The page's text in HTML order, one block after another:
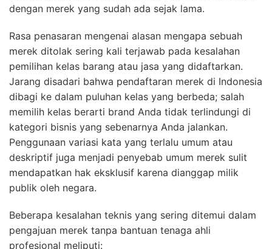
dengan merek yang sudah ada sejak lama.
Rasa penasaran mengenai alasan mengapa sebuah
merek ditolak sering kali terjawab pada kesalahan
pemilihan kelas barang atau jasa yang didaftarkan.
Jarang disadari bahwa pendaftaran merek di Indonesia
dibagi ke dalam puluhan kelas yang berbeda; salah
memilih kelas berarti brand Anda tidak terlindungi di
kategori bisnis yang sebenarnya Anda jalankan.
Penggunaan variasi kata yang terlalu umum atau
deskriptif juga menjadi penyebab umum merek sulit
mendapatkan hak eksklusif karena dianggap milik
publik oleh negara.
Beberapa kesalahan teknis yang sering ditemui dalam
pengajuan merek tanpa bantuan tenaga ahli
profesional meliputi: